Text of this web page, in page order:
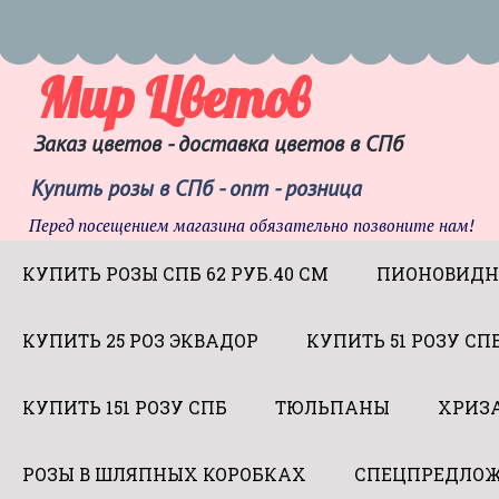
Мир Цветов
Заказ цветов - доставка цветов в СПб
Купить розы в СПб - опт - розница
Перед посещением магазина обязательно позвоните нам!
КУПИТЬ РОЗЫ СПБ 62 РУБ.40 СМ
КУПИТЬ 25 РОЗ ЭКВАДОР КУПИТЬ 51 РОЗУ
КУПИТЬ 151 РОЗУ СПБ ТЮЛЬПАНЫ
РОЗЫ В ШЛЯПНЫХ КОРОБКАХ